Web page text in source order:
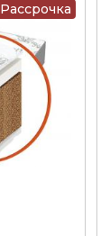
Рассрочка